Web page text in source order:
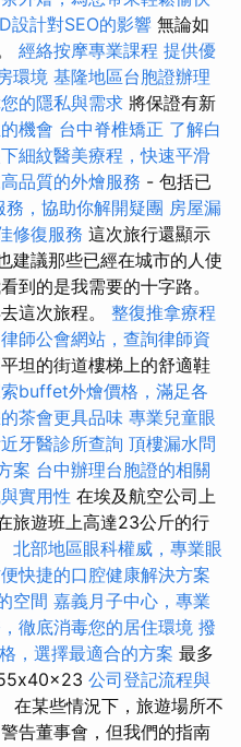
設計對SEO的影響 無論如
經絡按摩專業課程 提供優
環境 基隆地區台胞證辦理
的隱私與需求 將保證有新
機會 台中脊椎矯正 了解白
細紋醫美療程，快速平滑
品質的外燴服務 - 包括已
務，協助你解開疑團 房屋漏
修復服務 這次旅行還顯示
建議那些已經在城市的人使
到的是我需要的十字路。
這次旅程。 整復推拿療程
律師公會網站，查詢律師資
坦的街道樓梯上的舒適鞋
buffet外燴價格，滿足各
茶會更具品味 專業兒童眼
牙醫診所查詢 頂樓漏水問
案 台中辦理台胞證的相關
實用性 在埃及航空公司上
旅遊班上高達23公斤的行
北部地區眼科權威，專業眼
快捷的口腔健康解決方案
空間 嘉義月子中心，專業
徹底消毒您的居住環境 撥
，選擇最適合的方案 最多
公司登記流程與
在某些情況下，旅遊場所不
告董事會，但我們的指南